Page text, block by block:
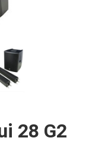
28 G2